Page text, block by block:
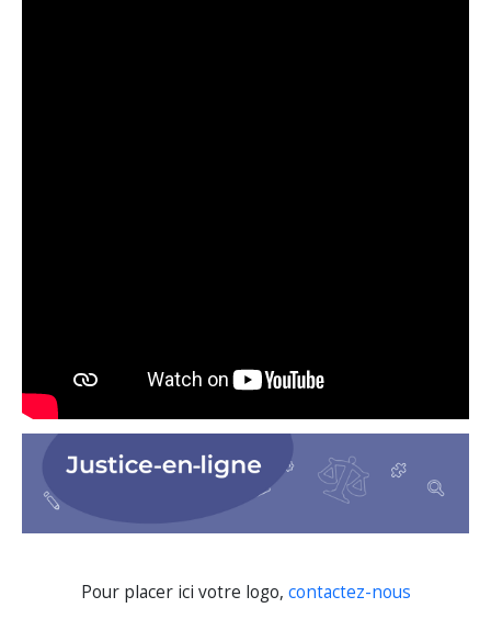
Pour placer ici votre logo, contactez-nous